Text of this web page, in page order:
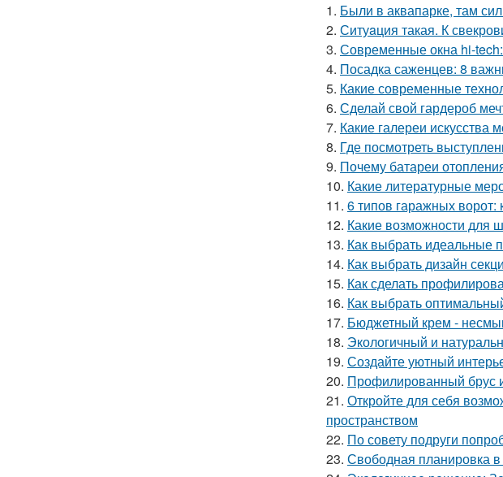
1. Были в аквапарке, там
2. Ситуaция такая. К
3. Современные окна hi-
4. Посадка саженцев: 8
5. Какие современные
6. Сделай свой гардероб
7. Какие галереи искусства
8. Где посмотреть
9. Почему батареи
10. Какие литературные
11. 6 типов гаражных ворот:
12. Какие возможности для
13. Как выбрать идеальные
14. Как выбрать дизайн
15. Как сделать
16. Как выбрать
17. Бюджетный крем -
18. Экологичный и
19. Создайте уютный
20. Профилированный брус
21. Откройте для себя
пространством
22. По совету подруги
23. Свободная планировка в